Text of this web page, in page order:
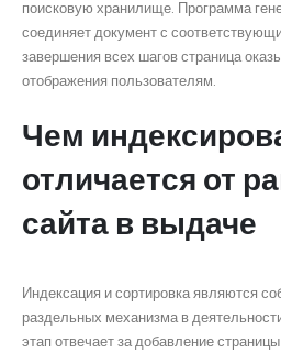
поисковую хранилище. Программа
соединяет документ с
завершения всех шагов страница
отображения пользователям.
Чем
отличается от
сайта в выдаче
Индексация и сортировка являются
раздельных механизма в
этап отвечает за добавление